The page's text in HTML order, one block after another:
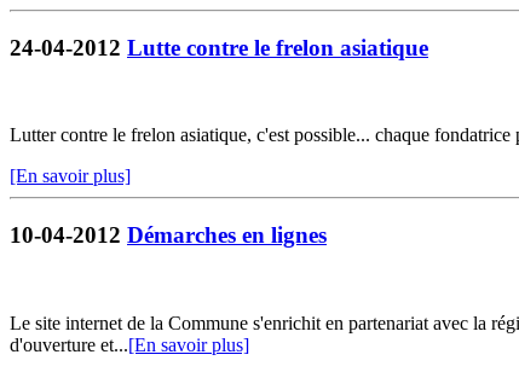
24-04-2012 Lutte contre le frelon asiatique
Lutter contre le frelon asiatique, c'est possible... chaque
[En savoir plus]
10-04-2012 Démarches en lignes
Le site internet de la Commune s'enrichit en partenariat avec la
d'ouverture et...[En savoir plus]